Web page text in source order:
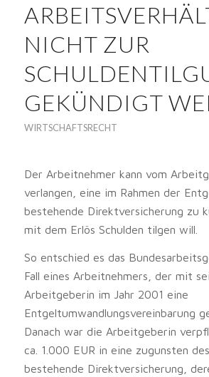
NICHT ZUR
GEKÜNDIGT
WIRTSCHAFTSRECHT
Der Arbeitnehmer kann vom
verlangen, eine im Rahmen der
bestehende Direktversicherung zu
mit dem Erlös Schulden tilgen will.
So entschied es das
Fall eines Arbeitnehmers, der mit
Arbeitgeberin im Jahr 2001 eine
Entgeltumwandlungsvereinbarung
Danach war die Arbeitgeberin
ca. 1.000 EUR in eine zugunsten
bestehende Direktversicherung,